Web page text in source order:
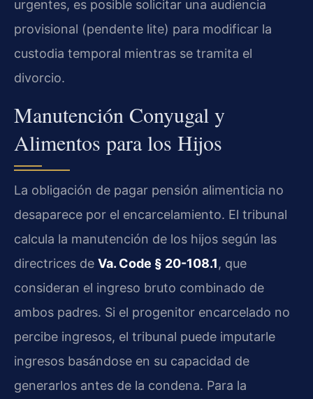
urgentes, es posible solicitar una audiencia
provisional (pendente lite) para modificar la
custodia temporal mientras se tramita el
divorcio.
Manutención Conyugal y
Alimentos para los Hijos
La obligación de pagar pensión alimenticia no
desaparece por el encarcelamiento. El tribunal
calcula la manutención de los hijos según las
directrices de Va. Code § 20-108.1, que
consideran el ingreso bruto combinado de
ambos padres. Si el progenitor encarcelado no
percibe ingresos, el tribunal puede imputarle
ingresos basándose en su capacidad de
generarlos antes de la condena. Para la